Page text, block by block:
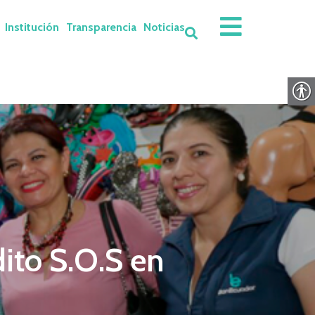
Institución Transparencia Noticias
S.O.S en